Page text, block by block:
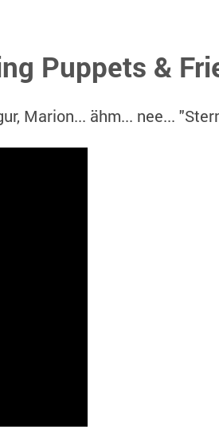
Puppets &
Marion... ähm... nee...